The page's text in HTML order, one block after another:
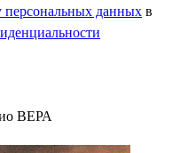
персональных данных в
ВЕРА